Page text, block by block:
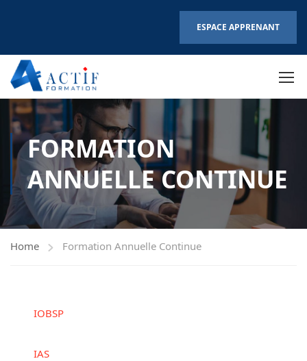
ESPACE APPRENANT
FORMATION
ANNUELLE CONTINUE
Home Formation Annuelle Continue
IOBSP
IAS